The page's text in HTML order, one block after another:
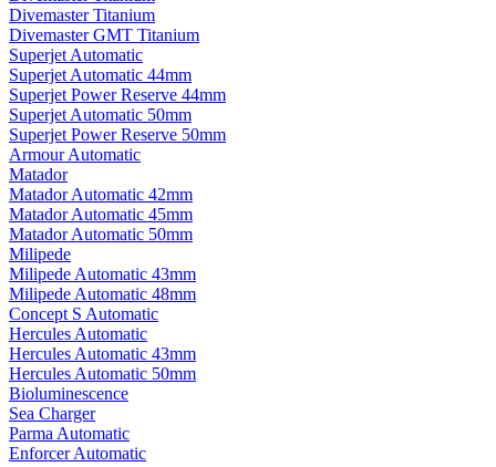
Divemaster Titanium
Divemaster GMT Titanium
Superjet Automatic
Superjet Automatic 44mm
Superjet Power Reserve 44mm
Superjet Automatic 50mm
Superjet Power Reserve 50mm
Armour Automatic
Matador
Matador Automatic 42mm
Matador Automatic 45mm
Matador Automatic 50mm
Milipede
Milipede Automatic 43mm
Milipede Automatic 48mm
Concept S Automatic
Hercules Automatic
Hercules Automatic 43mm
Hercules Automatic 50mm
Bioluminescence
Sea Charger
Parma Automatic
Enforcer Automatic